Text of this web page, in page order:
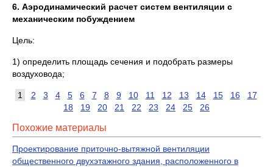
6. Аэродинамический расчет систем вентиляции с
механическим побуждением
Цель:
1) определить площадь сечения и подобрать размеры
воздуховода;
1 2 3 4 5 6 7 8 9 10 11 12 13 14 15 16
17
18
19 20 21 22 23 24 25 26
Похожие материалы
Проектирование приточно-вытяжной вентиляции
общественного двухэтажного здания, расположенного в